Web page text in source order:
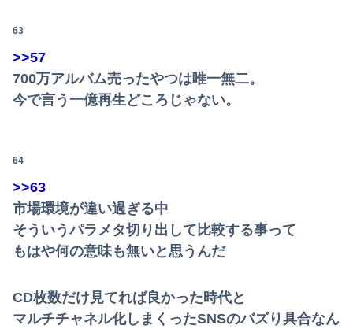
63
>>57
700万アルバム売ったやつは唯一無二。
今で言う一億再生どころじゃない。
64
>>63
市場環境が違い過ぎる中
そういうパラメタ切り出して比較する事って
もはや何の意味も無いと思うんだ
CD枚数だけ見てれば良かった時代と
マルチチャネル化しまくったSNSのバズり具合なん